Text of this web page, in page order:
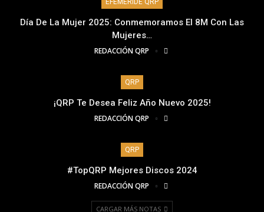
Día De La Mujer 2025: Conmemoramos El 8M Con Las
Mujeres…
REDACCIÓN QRP
QRP
¡QRP Te Desea Feliz Año Nuevo 2025!
REDACCIÓN QRP
QRP
#TopQRP Mejores Discos 2024
REDACCIÓN QRP
CARGAR MÁS NOTAS